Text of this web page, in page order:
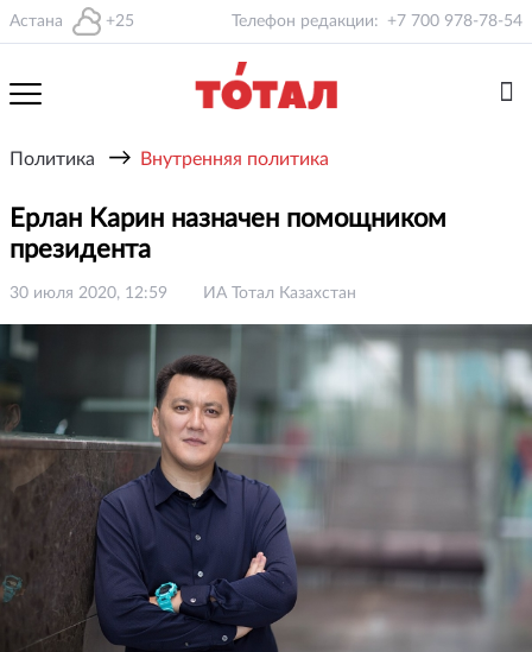
Астана +25 Телефон редакции: +7 700 978-78-54
Политика → Внутренняя политика
Ерлан Карин назначен помощником
президента
30 июля 2020, 12:59 ИА Тотал Казахстан